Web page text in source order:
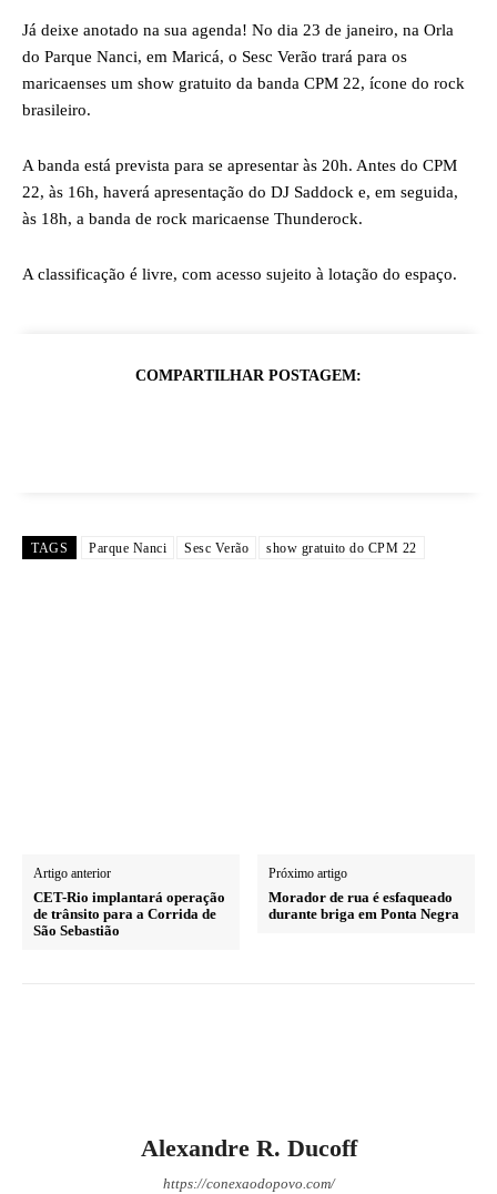
Já deixe anotado na sua agenda! No dia 23 de janeiro, na Orla
do Parque Nanci, em Maricá, o Sesc Verão trará para os
maricaenses um show gratuito da banda CPM 22, ícone do rock
brasileiro.
A banda está prevista para se apresentar às 20h. Antes do CPM
22, às 16h, haverá apresentação do DJ Saddock e, em seguida,
às 18h, a banda de rock maricaense Thunderock.
A classificação é livre, com acesso sujeito à lotação do espaço.
COMPARTILHAR POSTAGEM:
TAGS Parque Nanci Sesc Verão show gratuito do CPM 22
Artigo anterior
CET-Rio implantará operação
de trânsito para a Corrida de
São Sebastião
Próximo artigo
Morador de rua é esfaqueado
durante briga em Ponta Negra
Alexandre R. Ducoff
https://conexaodopovo.com/